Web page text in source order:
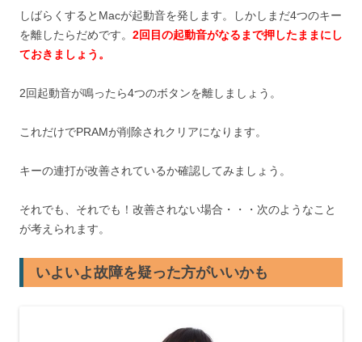
しばらくするとMacが起動音を発します。しかしまだ4つのキー
を離したらだめです。 2回目の起動音がなるまで押したままにし
ておきましょう。
2回起動音が鳴ったら4つのボタンを離しましょう。
これだけでPRAMが削除されクリアになります。
キーの連打が改善されているか確認してみましょう。
それでも、それでも！改善されない場合・・・次のようなこと
が考えられます。
いよいよ故障を疑った方がいいかも